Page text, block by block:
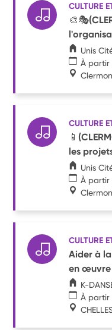
CULTURE
Unis
À partir
CULTURE
les
Unis
À partir
CULTURE
Aider à
en œuvre
K-
À partir